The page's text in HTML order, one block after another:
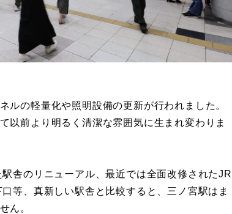
ルの軽量化や照明設備の更新が行われました。
以前より明るく清潔な雰囲気に生まれ変わりま
舎のリニューアル、最近では全面改修されたJR
等、真新しい駅舎と比較すると、三ノ宮駅はま
ん。